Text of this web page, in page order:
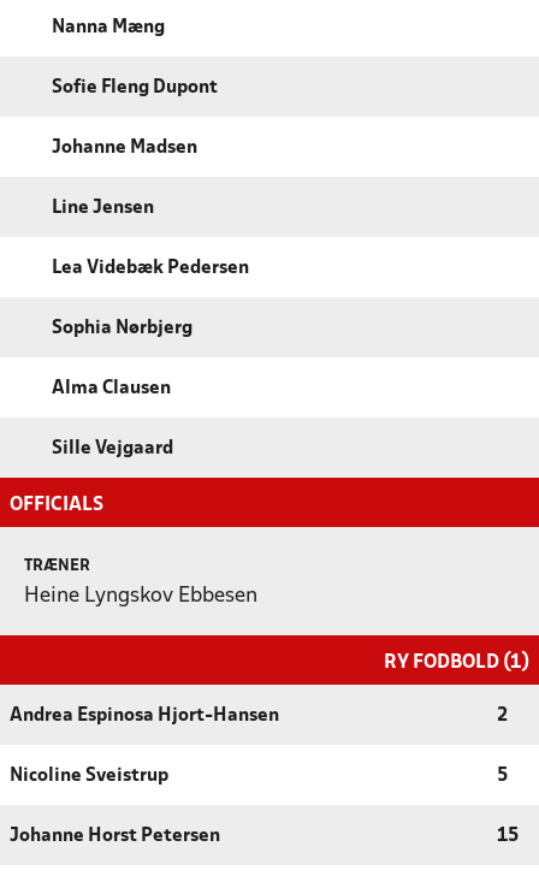
Nanna Mæng
Sofie Fleng Dupont
Johanne Madsen
Line Jensen
Lea Videbæk Pedersen
Sophia Nørbjerg
Alma Clausen
Sille Vejgaard
OFFICIALS
TRÆNER
Heine Lyngskov Ebbesen
RY FODBOLD (1)
Andrea Espinosa Hjort-Hansen 2
Nicoline Sveistrup 5
Johanne Horst Petersen 15